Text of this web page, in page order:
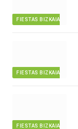
FIESTAS BIZKAIA
FIESTAS BIZKAIA
FIESTAS BIZKAIA